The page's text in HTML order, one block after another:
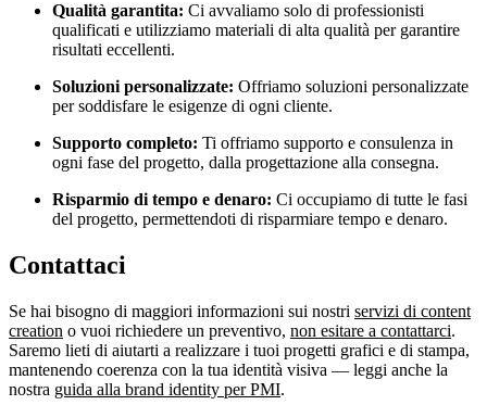
Qualità garantita: Ci avvaliamo solo di professionisti
qualificati e utilizziamo materiali di alta qualità per garantire
risultati eccellenti.
Soluzioni personalizzate: Offriamo soluzioni personalizzate
per soddisfare le esigenze di ogni cliente.
Supporto completo: Ti offriamo supporto e consulenza in
ogni fase del progetto, dalla progettazione alla consegna.
Risparmio di tempo e denaro: Ci occupiamo di tutte le fasi
del progetto, permettendoti di risparmiare tempo e denaro.
Contattaci
Se hai bisogno di maggiori informazioni sui nostri servizi di content
creation o vuoi richiedere un preventivo, non esitare a contattarci.
Saremo lieti di aiutarti a realizzare i tuoi progetti grafici e di stampa,
mantenendo coerenza con la tua identità visiva — leggi anche la
nostra guida alla brand identity per PMI.